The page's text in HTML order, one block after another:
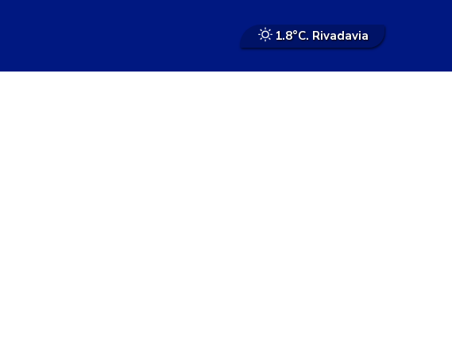
1.8°C. Rivadavia